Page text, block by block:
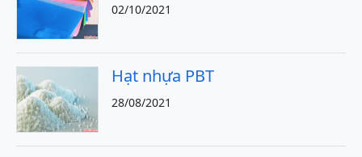
02/10/2021
Hạt nhựa PBT
28/08/2021